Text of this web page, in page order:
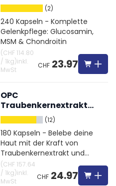
(2)
240 Kapseln - Komplette
Gelenkpflege: Glucosamin,
MSM & Chondroitin
(CHF 114.80
/ 1kg)inkl.
MwSt
CHF23.97
OPC
Traubenkernextrakt
hochdosiert + Vitamin
C
(12)
180 Kapseln - Belebe deine
Haut mit der Kraft von
Traubenkernextrakt und
Vitamin C
(CHF 157.64
/ 1kg)inkl.
MwSt
CHF24.97